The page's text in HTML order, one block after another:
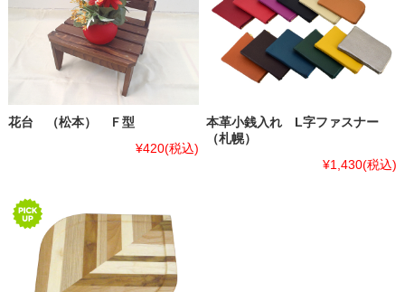
花台 （松本） Ｆ型
¥420(税込)
本革小銭入れ L字ファスナー
（札幌）
¥1,430(税込)